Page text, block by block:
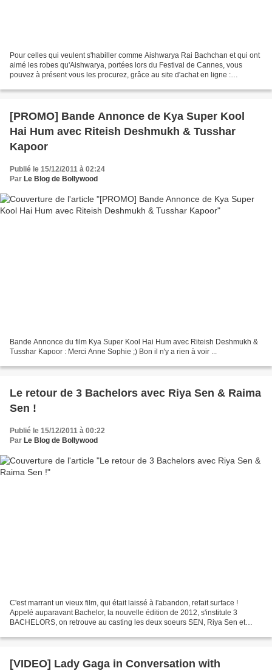
Pour celles qui veulent s'habiller comme Aishwarya Rai Bachchan et qui ont
aimé les robes qu'Aishwarya, portées lors du Festival de Cannes, vous
pouvez à présent vous les procurez, grâce au site d'achat en ligne :
[PROMO] Bande Annonce de Kya Super Kool
Hai Hum avec Riteish Deshmukh & Tusshar
Kapoor
Publié le 15/12/2011 à 02:24
Par Le Blog de Bollywood
Bande Annonce du film Kya Super Kool Hai Hum avec Riteish Deshmukh &
Tusshar Kapoor : Merci Anne Sophie ;) Bon il n'y a rien à voir ...
Le retour de 3 Bachelors avec Riya Sen & Raima
Sen !
Publié le 15/12/2011 à 00:22
Par Le Blog de Bollywood
C'est marrant un vieux film, qui était laissé à l'abandon, refait surface !
Appelé auparavant Bachelor, la nouvelle édition de 2012, s'institule 3
BACHELORS, on retrouve au casting les deux soeurs SEN, Riya Sen et
[VIDEO] Lady Gaga in Conversation with